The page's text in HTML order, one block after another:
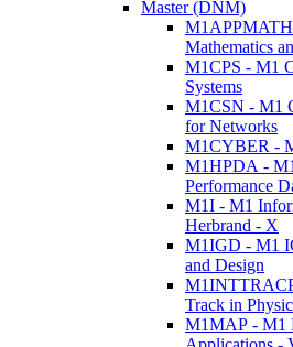
Master (DNM)
Mathematics
M1CPS - M1
Systems
M1CSN - M1
for Networks
M1CYBER -
M1HPDA -
Performance
M1I - M1
Herbrand - X
M1IGD - M1
and Design
Track in
M1MAP - M1